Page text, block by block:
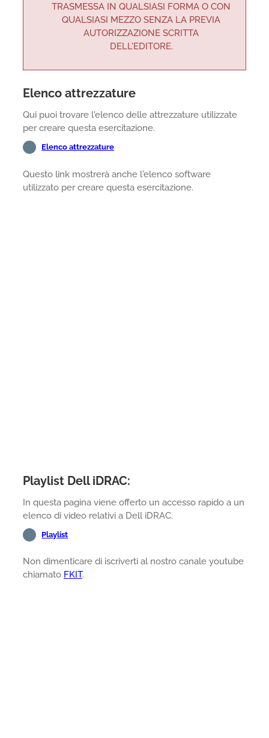
TRASMESSA IN QUALSIASI FORMA O CON
QUALSIASI MEZZO SENZA LA PREVIA
AUTORIZZAZIONE SCRITTA
DELL'EDITORE.
Elenco attrezzature
Qui puoi trovare l'elenco delle attrezzature utilizzate
per creare questa esercitazione.
Elenco attrezzature
Questo link mostrerà anche l'elenco software
utilizzato per creare questa esercitazione.
Playlist Dell iDRAC:
In questa pagina viene offerto un accesso rapido a un
elenco di video relativi a Dell iDRAC.
Playlist
Non dimenticare di iscriverti al nostro canale youtube
chiamato FKIT.